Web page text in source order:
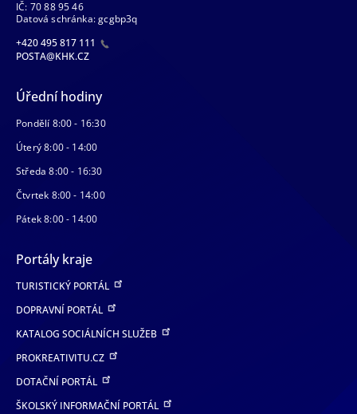
IČ: 70 88 95 46
Datová schránka: gcgbp3q
+420 495 817 111
POSTA@KHK.CZ
Úřední hodiny
Pondělí 8:00 - 16:30
Úterý 8:00 - 14:00
Středa 8:00 - 16:30
Čtvrtek 8:00 - 14:00
Pátek 8:00 - 14:00
Portály kraje
TURISTICKÝ PORTÁL
DOPRAVNÍ PORTÁL
KATALOG SOCIÁLNÍCH SLUŽEB
PROKREATIVITU.CZ
DOTAČNÍ PORTÁL
ŠKOLSKÝ INFORMAČNÍ PORTÁL